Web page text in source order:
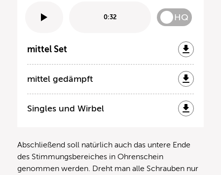
0:32 HQ
mittel Set
mittel gedämpft
Singles und Wirbel
Abschließend soll natürlich auch das untere Ende
des Stimmungsbereiches in Ohrenschein
genommen werden. Dreht man alle Schrauben nur